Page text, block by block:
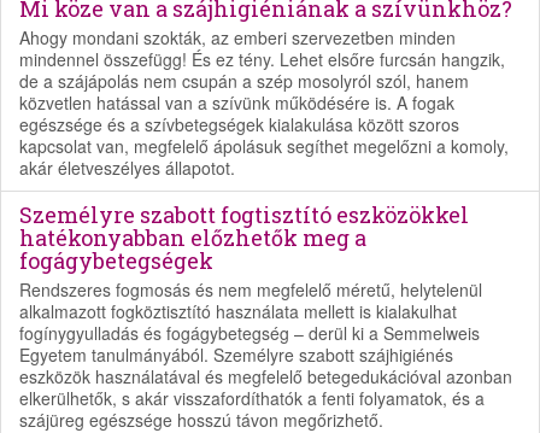
Mi köze van a szájhigiéniának a szívünkhöz?
Ahogy mondani szokták, az emberi szervezetben minden
mindennel összefügg! És ez tény. Lehet elsőre furcsán hangzik,
de a szájápolás nem csupán a szép mosolyról szól, hanem
közvetlen hatással van a szívünk működésére is. A fogak
egészsége és a szívbetegségek kialakulása között szoros
kapcsolat van, megfelelő ápolásuk segíthet megelőzni a komoly,
akár életveszélyes állapotot.
Személyre szabott fogtisztító eszközökkel
hatékonyabban előzhetők meg a
fogágybetegségek
Rendszeres fogmosás és nem megfelelő méretű, helytelenül
alkalmazott fogköztisztító használata mellett is kialakulhat
fogínygyulladás és fogágybetegség – derül ki a Semmelweis
Egyetem tanulmányából. Személyre szabott szájhigiénés
eszközök használatával és megfelelő betegedukációval azonban
elkerülhetők, s akár visszafordíthatók a fenti folyamatok, és a
szájüreg egészsége hosszú távon megőrizhető.